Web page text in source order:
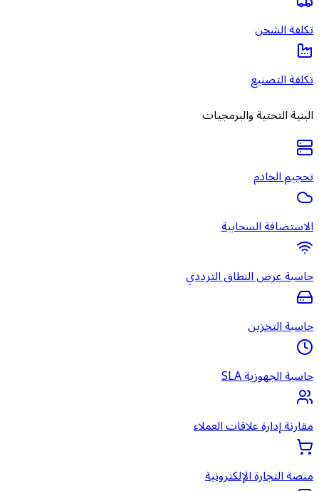
تكلفة الشحن
تكلفة التصنيع
البنية التحتية والبرمجيات
تحجيم الخادم
الاستضافة السحابية
حاسبة عرض النطاق الترددي
حاسبة التخزين
حاسبة الجهوزية SLA
مقارنة إدارة علاقات العملاء
منصة التجارة الإلكترونية